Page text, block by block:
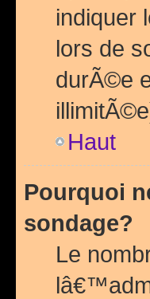
indiquer
lors de
durÃ©e
Haut
Pourquoi
sondage?
Le